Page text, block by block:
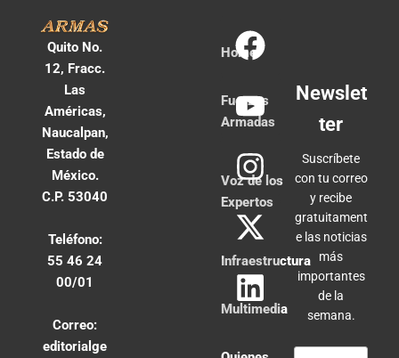
Quito No.
12, Fracc.
Las
Américas,
Naucalpan,
Estado de
México.
C.P. 53040
Teléfono:
55 46 24
00/01
Correo:
editorialge
Home
Fuerzas
Armadas
Voz de los
Expertos
Infraestructura
Multimedia
Newslet
ter
Suscríbete
con tu correo
y recibe
gratuitament
e las noticias
más
importantes
de la
semana.